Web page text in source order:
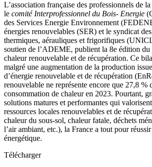
L’association française des professionnels de
le comité Interprofessionnel du Bois- Energie
des Services Energie Environnement
énergies renouvelables (SER) et le syndicat
thermiques, aérauliques et frigorifiques
soutien de l’ADEME, publient la 8e édition du
chaleur renouvelable et de récupération. Ce
malgré une augmentation de la production
d’énergie renouvelable et de récupération
renouvelable ne représente encore que 27,8 %
consommation de chaleur en 2023. Pourtant,
solutions matures et performantes qui
ressources locales renouvelables et de
chaleur du sous-sol, chaleur fatale, déchets
l’air ambiant, etc.), la France a tout pour
énergétique.
Télécharger